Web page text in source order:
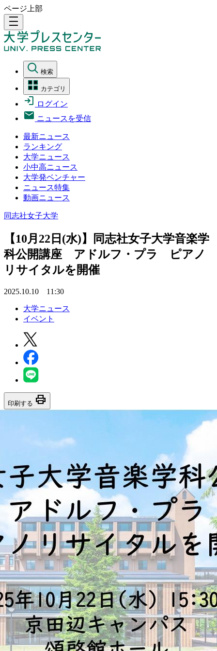
ページ上部
density_medium
検索
カテゴリ
ログイン
ニュースを受信
最新ニュース
ランキング
大学ニュース
小中高ニュース
大学発ベンチャー
ニュース特集
動画ニュース
同志社女子大学
【10月22日(水)】同志社女子大学音楽学
科公開講座 アドルフ・プラ ピアノ
リサイタルを開催
2025.10.10 11:30
大学ニュース
イベント
印刷する print